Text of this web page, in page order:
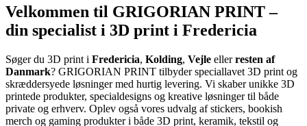
Velkommen til GRIGORIAN PRINT –
din specialist i 3D print i Fredericia
Søger du 3D print i Fredericia, Kolding, Vejle ellerresten af
Danmark? GRIGORIAN PRINT tilbyder speciallavet 3D print og
skræddersyede løsninger med hurtig levering. Vi skaber unikke 3D
printede produkter, specialdesigns og kreative løsninger til både
private og erhverv. Oplev også vores udvalg af stickers, bookish
merch og gaming produkter i både 3D print, keramik, tekstil og